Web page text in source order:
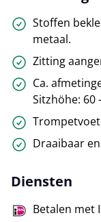
Stoffen
metaal.
Zitting
Ca.
Sitzhöhe: 60 -
Draaibaar
Diensten
Betalen met